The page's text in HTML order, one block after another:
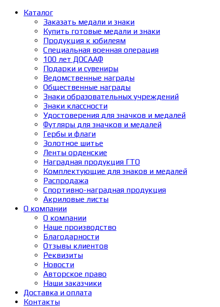
Каталог
Заказать медали и знаки
Купить готовые медали и знаки
Продукция к юбилеям
Специальная военная операция
100 лет ДОСААФ
Подарки и сувениры
Ведомственные награды
Общественные награды
Знаки образовательных учреждений
Знаки классности
Удостоверения для значков и медалей
Футляры для значков и медалей
Гербы и флаги
Золотное шитье
Ленты орденские
Наградная продукция ГТО
Комплектующие для знаков и медалей
Распродажа
Спортивно-наградная продукция
Акриловые листы
О компании
О компании
Наше производство
Благодарности
Отзывы клиентов
Реквизиты
Новости
Авторское право
Наши заказчики
Доставка и оплата
Контакты